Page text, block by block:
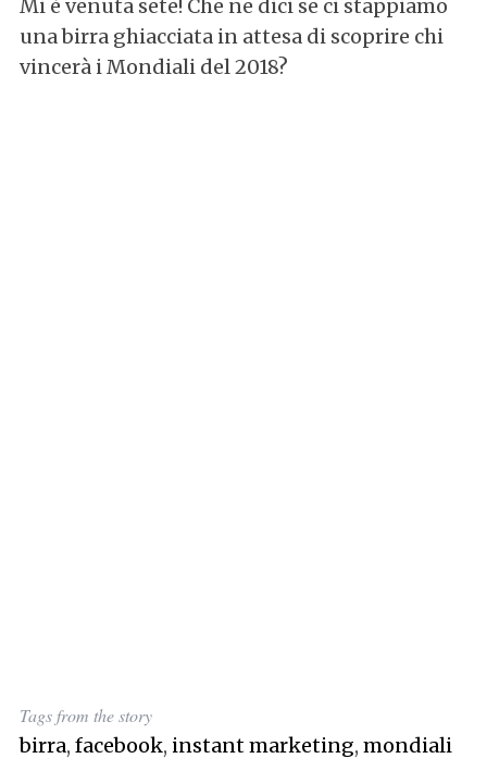
Mi è venuta sete! Che ne dici se ci stappiamo
una birra ghiacciata in attesa di scoprire chi
vincerà i Mondiali del 2018?
Tags from the story
birra, facebook, instant marketing, mondiali